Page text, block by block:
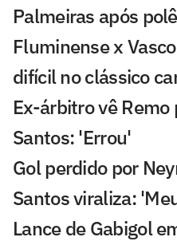
Palmeiras após
Fluminense x
difícil no clássico
Ex-árbitro vê
Santos: 'Errou'
Gol perdido por
Santos viraliza:
Lance de Gabigol